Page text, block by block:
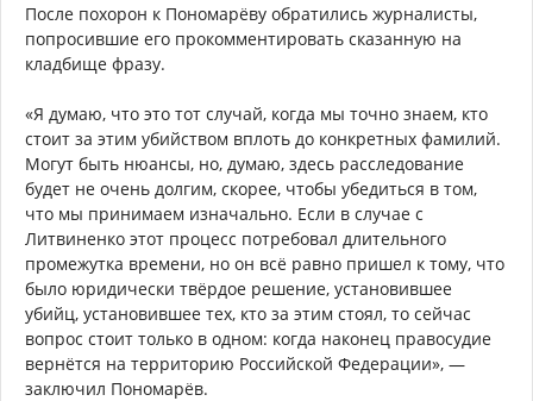
После похорон к Пономарёву обратились журналисты,
попросившие его прокомментировать сказанную на
кладбище фразу.
«Я думаю, что это тот случай, когда мы точно знаем, кто
стоит за этим убийством вплоть до конкретных фамилий.
Могут быть нюансы, но, думаю, здесь расследование
будет не очень долгим, скорее, чтобы убедиться в том,
что мы принимаем изначально. Если в случае с
Литвиненко этот процесс потребовал длительного
промежутка времени, но он всё равно пришел к тому, что
было юридически твёрдое решение, установившее
убийц, установившее тех, кто за этим стоял, то сейчас
вопрос стоит только в одном: когда наконец правосудие
вернётся на территорию Российской Федерации», —
заключил Пономарёв.